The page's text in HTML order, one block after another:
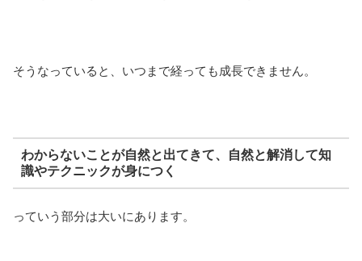
そうなっていると、いつまで経っても成長できません。
わからないことが自然と出てきて、自然と解消して知
識やテクニックが身につく
っていう部分は大いにあります。